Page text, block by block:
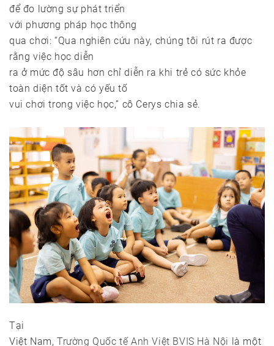
để đo lường sự phát triển
với phương pháp học thông
qua chơi: “Qua nghiên cứu này, chúng tôi rút ra được
rằng việc học diễn
ra ở mức độ sâu hơn chỉ diễn ra khi trẻ có sức khỏe
toàn diện tốt và có yếu tố
vui chơi trong việc học,” cô Cerys chia sẻ.
Tại
Việt Nam, Trường Quốc tế Anh Việt BVIS Hà Nội là một